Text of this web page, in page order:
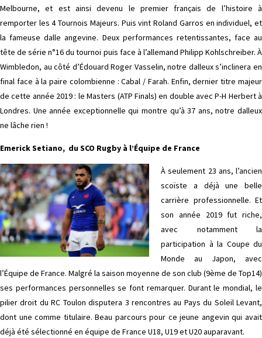
Melbourne, et est ainsi devenu le premier français de l’histoire à
remporter les 4 Tournois Majeurs. Puis vint Roland Garros en individuel, et
la fameuse dalle angevine. Deux performances retentissantes, face au
tête de série n°16 du tournoi puis face à l’allemand Philipp Kohlschreiber. À
Wimbledon, au côté d’Édouard Roger Vasselin, notre dalleux s’inclinera en
final face à la paire colombienne : Cabal / Farah. Enfin, dernier titre majeur
de cette année 2019 : le Masters (ATP Finals) en double avec P-H Herbert à
Londres. Une année exceptionnelle qui montre qu’à 37 ans, notre dalleux
ne lâche rien !
Emerick Setiano, du SCO Rugby à l’Équipe de France
À seulement 23 ans, l’ancien
scoïste a déjà une belle
carrière professionnelle. Et
son année 2019 fut riche,
avec notamment la
participation à la Coupe du
Monde au Japon, avec
l’Équipe de France. Malgré la saison moyenne de son club (9ème de Top14)
ses performances personnelles se font remarquer. Durant le mondial, le
pilier droit du RC Toulon disputera 3 rencontres au Pays du Soleil Levant,
dont une comme titulaire. Beau parcours pour ce jeune angevin qui avait
déjà été sélectionné en équipe de France U18, U19 et U20 auparavant.